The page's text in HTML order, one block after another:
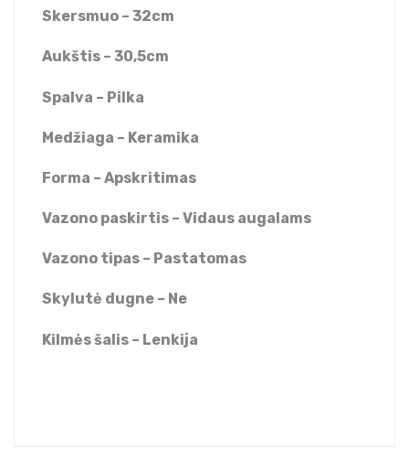
Skersmuo – 32cm
Aukštis – 30,5cm
Spalva – Pilka
Medžiaga – Keramika
Forma – Apskritimas
Vazono paskirtis – Vidaus augalams
Vazono tipas – Pastatomas
Skylutė dugne – Ne
Kilmės šalis – Lenkija